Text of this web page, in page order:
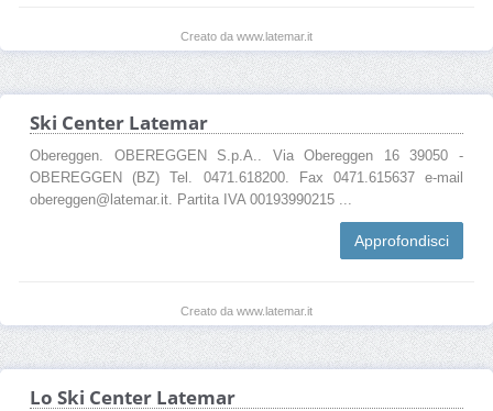
Creato da www.latemar.it
Ski Center Latemar
Obereggen. OBEREGGEN S.p.A.. Via Obereggen 16 39050 -
OBEREGGEN (BZ) Tel. 0471.618200. Fax 0471.615637 e-mail
obereggen@latemar.it. Partita IVA 00193990215 ...
Approfondisci
Creato da www.latemar.it
Lo Ski Center Latemar